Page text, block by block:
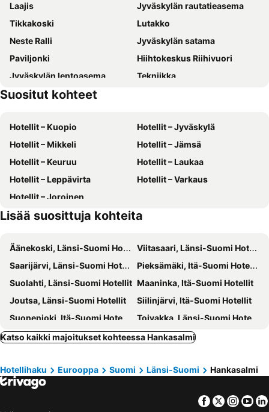
Laajis
Jyväskylän rautatieasema
Tikkakoski
Lutakko
Neste Ralli
Jyväskylän satama
Paviljonki
Hiihtokeskus Riihivuori
Jyväskylän lentoasema
Tekniikka
Alvar Aalto -museo
Viini
FinnGraf
Suositut kohteet
Hotellit – Kuopio
Hotellit – Jyväskylä
Hotellit – Mikkeli
Hotellit – Jämsä
Hotellit – Keuruu
Hotellit – Laukaa
Hotellit – Leppävirta
Hotellit – Varkaus
Hotellit – Joroinen
Lisää suosittuja kohteita
Äänekoski, Länsi-Suomi Hotellit
Viitasaari, Länsi-Suomi Hotellit
Saarijärvi, Länsi-Suomi Hotellit
Pieksämäki, Itä-Suomi Hotellit
Suolahti, Länsi-Suomi Hotellit Maaninka, Itä-Suomi Hotellit
Joutsa, Länsi-Suomi Hotellit
Siilinjärvi, Itä-Suomi Hotellit
Suonenjoki, Itä-Suomi Hotellit
Toivakka, Länsi-Suomi Hotellit
Pertunmaa, Itä-Suomi Hotellit Petäjävesi, Länsi-Suomi Hotellit
Hartola, Etelä-Suomi Hotellit
Korpilahti, Länsi-Suomi Hotellit
Konnevesi, Länsi-Suomi Hotellit
Multia, Länsi-Suomi Hotellit
Katso kaikki majoitukset kohteessa Hankasalmi
Hotellihaku Eurooppa Suomi Länsi-Suomi Hankasalmi
Facebook
Twitter